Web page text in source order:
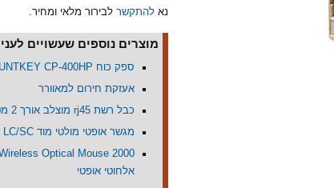
נא להתקשר לבירור מלאי ומחיר.
מוצרים נוספים שעשויים
ספק כוח HUNTKEY CP-400HP
אעזקת חירום למאוורר
כבל רשת rj45 מוצלב אורך 2 מטר
מגשר אופטי מולטי מוד LC/SC אורך 2 מטר
אלחוטי אופטי